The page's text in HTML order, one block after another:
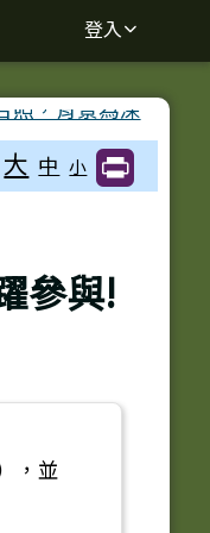
登入
大 中 小
參與!
，並